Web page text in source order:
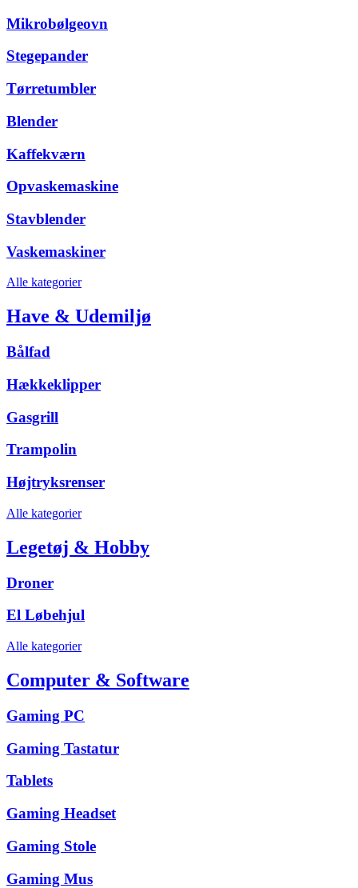
Mikrobølgeovn
Stegepander
Tørretumbler
Blender
Kaffekværn
Opvaskemaskine
Stavblender
Vaskemaskiner
Alle kategorier
Have & Udemiljø
Bålfad
Hækkeklipper
Gasgrill
Trampolin
Højtryksrenser
Alle kategorier
Legetøj & Hobby
Droner
El Løbehjul
Alle kategorier
Computer & Software
Gaming PC
Gaming Tastatur
Tablets
Gaming Headset
Gaming Stole
Gaming Mus